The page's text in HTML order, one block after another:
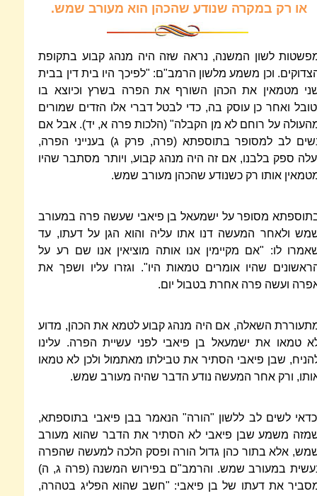
או רק במקרה שנודע שהכהן הוא מעורב שמש.
לשון המשנה, נראה שזה היה מנהג קבוע בתקופת
וכן משמע מלשון הרמב"ם: "לפיכך היו בית דין בבית
מטמאין את הכהן השורף את הפרה בשרץ וכיוצא בו
ואחר כן עוסק בה, כדי לבטל דברי אלו הזדים שמורים
על רוחם לא מן הקבלה" (הלכות פרה א, יד). אבל אם
לב למסופר בתוספתא (פרה, פרק ג) בענייני הפרה,
ספק בלבנו, אם זה היה מנהג קבוע, ויותר מסתבר שהיו
אותו רק כשנודע שהכהן מעורב שמש.
מסופר על ישמעאל בן פיאבי שעשה פרה במעורב
ולאחר המעשה דנו אתו עליה והוא הגן על דעתו, עד
לו: "אם מקיימין אנו אותה מוציאין אנו שם רע על
שהיו אומרים טמאות היו". וגזרו עליו ושפך את
ועשה פרה אחרת בטבול יום.
השאלה, אם היה מנהג קבוע לטמא את הכהן, מדוע
טמאו את ישמעאל בן פיאבי לפני עשיית הפרה. עלינו
שבן פיאבי הסתיר את טבילתו מאתמול ולכן לא טמאו
ורק אחר המעשה נודע הדבר שהיה מעורב שמש.
לשים לב ללשון "הורה" הנאמר בבן פיאבי בתוספתא,
משמע שבן פיאבי לא הסתיר את הדבר שהוא מעורב
אלא בתור כהן גדול הורה ופסק הלכה למעשה שהפרה
במעורב שמש. והרמב"ם בפירוש המשנה (פרה ג, ה)
את דעתו של בן פיאבי: "חשב שהוא הפליג בטהרה,